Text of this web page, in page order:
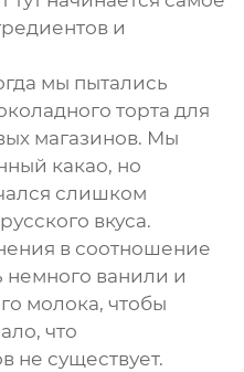
и
мы пытались
торта для
магазинов. Мы
какао, но
слишком
вкуса.
в соотношение
немного ванили и
молока, чтобы
что
не существует.